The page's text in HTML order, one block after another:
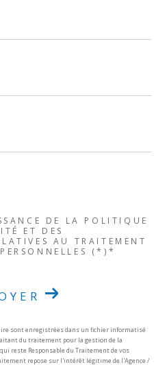
DE LA POLITIQUE
ET DES
AU TRAITEMENT
(*)*
sont enregistrées dans un fichier informatisé
du traitement pour la gestion de la
reste Responsable du Traitement de vos
repose sur l'intérêt légitime de l'Agence /